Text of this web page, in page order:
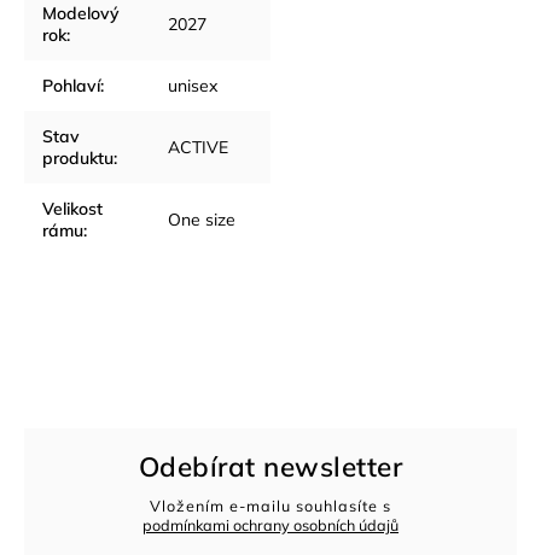
Modelový
rok: 2027
Pohlaví: unisex
Stav
produktu: ACTIVE
Velikost
rámu: One size
Odebírat newsletter
Vložením e-mailu souhlasíte s
podmínkami ochrany osobních údajů